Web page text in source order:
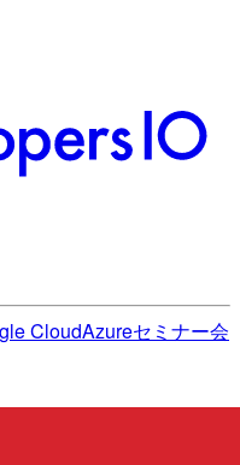
CloudAzureセミナー会